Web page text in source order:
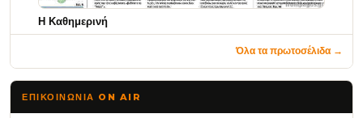
Η Καθημερινή
Όλα τα πρωτοσέλιδα →
ΕΠΙΚΟΙΝΩΝΊΑ ON AIR